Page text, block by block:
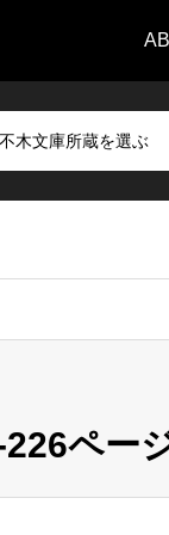
木文庫所蔵を選ぶ
ページ